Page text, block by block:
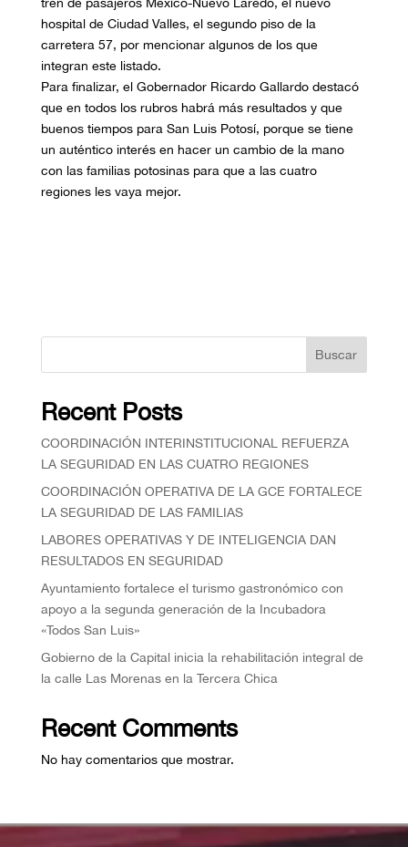
hospital de Ciudad Valles, el segundo piso de la
carretera 57, por mencionar algunos de los que
integran este listado.
Para finalizar, el Gobernador Ricardo Gallardo destacó
que en todos los rubros habrá más resultados y que
buenos tiempos para San Luis Potosí, porque se tiene
un auténtico interés en hacer un cambio de la mano
con las familias potosinas para que a las cuatro
regiones les vaya mejor.
Buscar
Recent Posts
COORDINACIÓN INTERINSTITUCIONAL REFUERZA
LA SEGURIDAD EN LAS CUATRO REGIONES
COORDINACIÓN OPERATIVA DE LA GCE FORTALECE
LA SEGURIDAD DE LAS FAMILIAS
⁠LABORES OPERATIVAS Y DE INTELIGENCIA DAN
RESULTADOS EN SEGURIDAD
Ayuntamiento fortalece el turismo gastronómico con
apoyo a la segunda generación de la Incubadora
«Todos San Luis»
Gobierno de la Capital inicia la rehabilitación integral de
la calle Las Morenas en la Tercera Chica
Recent Comments
No hay comentarios que mostrar.